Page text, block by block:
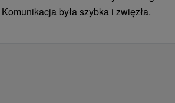
Komunikacja była szybka i zwięzła.